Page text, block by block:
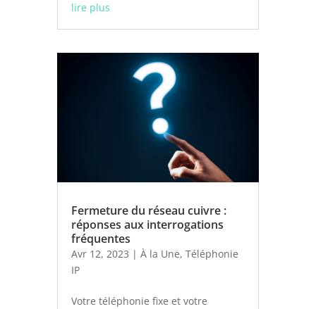
lire plus
Fermeture du réseau cuivre :
réponses aux interrogations
fréquentes
Avr 12, 2023 | À la Une, Téléphonie
IP
Votre téléphonie fixe et votre